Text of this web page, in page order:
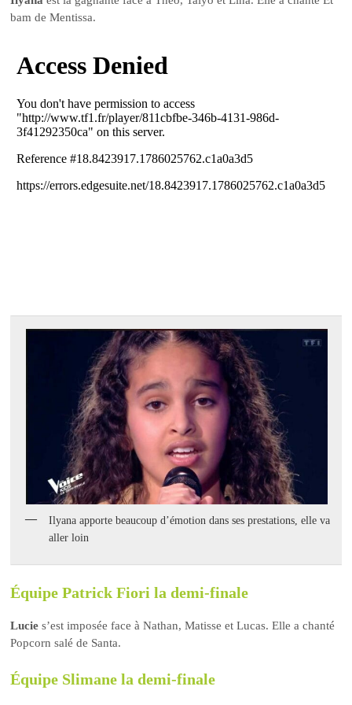
bam de Mentissa.
Ilyana apporte beaucoup d’émotion dans ses prestations, elle va
aller loin
Équipe Patrick Fiori la demi-finale
Lucie s’est imposée face à Nathan, Matisse et Lucas. Elle a chanté
Popcorn salé de Santa.
Équipe Slimane la demi-finale